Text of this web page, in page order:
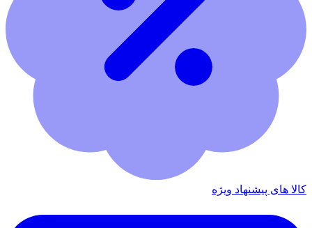
کالا های پیشنهاد ویژه